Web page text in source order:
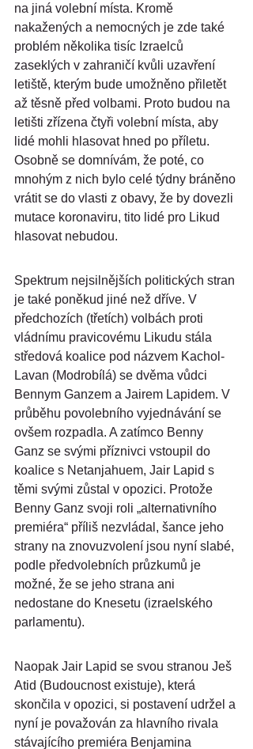
na jiná volební místa. Kromě
nakažených a nemocných je zde také
problém několika tisíc Izraelců
zaseklých v zahraničí kvůli uzavření
letiště, kterým bude umožněno přiletět
až těsně před volbami. Proto budou na
letišti zřízena čtyři volební místa, aby
lidé mohli hlasovat hned po příletu.
Osobně se domnívám, že poté, co
mnohým z nich bylo celé týdny bráněno
vrátit se do vlasti z obavy, že by dovezli
mutace koronaviru, tito lidé pro Likud
hlasovat nebudou.
Spektrum nejsilnějších politických stran
je také poněkud jiné než dříve. V
předchozích (třetích) volbách proti
vládnímu pravicovému Likudu stála
středová koalice pod názvem Kachol-
Lavan (Modrobílá) se dvěma vůdci
Bennym Ganzem a Jairem Lapidem. V
průběhu povolebního vyjednávání se
ovšem rozpadla. A zatímco Benny
Ganz se svými příznivci vstoupil do
koalice s Netanjahuem, Jair Lapid s
těmi svými zůstal v opozici. Protože
Benny Ganz svoji roli „alternativního
premiéra“ příliš nezvládal, šance jeho
strany na znovuzvolení jsou nyní slabé,
podle předvolebních průzkumů je
možné, že se jeho strana ani
nedostane do Knesetu (izraelského
parlamentu).
Naopak Jair Lapid se svou stranou Ješ
Atid (Budoucnost existuje), která
skončila v opozici, si postavení udržel a
nyní je považován za hlavního rivala
stávajícího premiéra Benjamina